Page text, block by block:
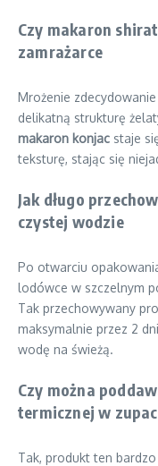
Czy makaron
zamrażarce
Mrożenie
delikatną strukturę
makaron konjac staje
teksturę, stając się
Jak długo
czystej wodzie
Po otwarciu
lodówce w szczelnym
Tak przechowywany
maksymalnie przez 2
wodę na świeżą.
Czy można
termicznej w
Tak, produkt ten